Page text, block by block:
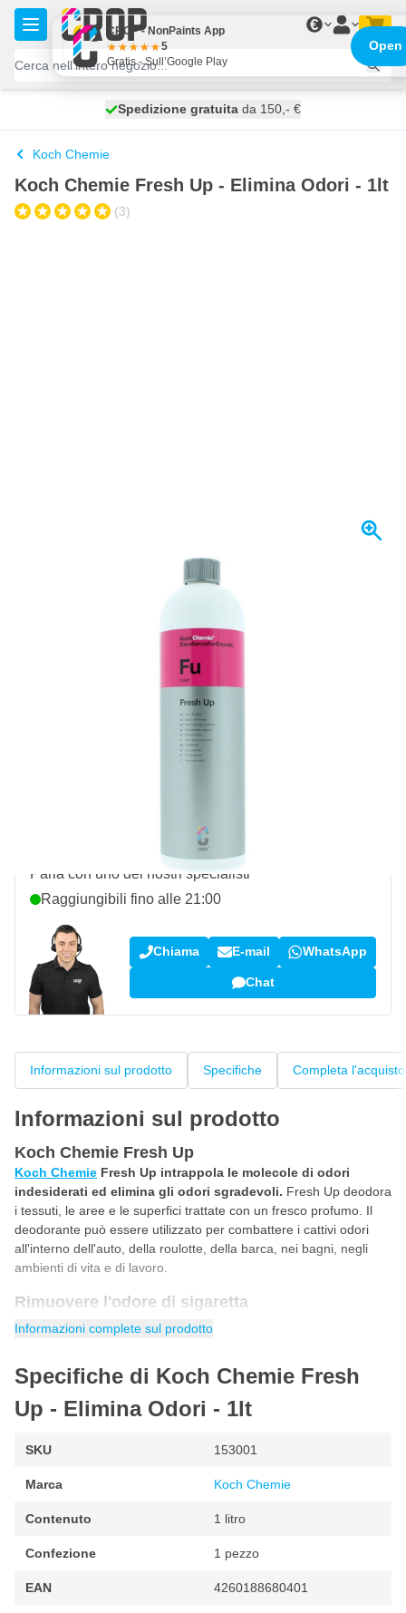
Salta al contenuto
€
spedito oggi
Spedizione gratuita da 150,- €
100 giorni
Koch Chemie
Koch Chemie Fresh Up - Elimina Odori - 1lt
(3)
Aggiungi al Carrello
spedito oggi
da 150,- €
Domanda su questo prodotto?
Parla con uno dei nostri specialisti
Raggiungibili fino alle 21:00
Chiama E-mail WhatsApp
Chat
Informazioni sul prodotto Specifiche Completa l'acquisto
Informazioni sul prodotto
Koch Chemie Fresh Up
Koch Chemie Fresh Up intrappola le molecole di odori
indesiderati ed elimina gli odori sgradevoli. Fresh Up deodora
i tessuti, le aree e le superfici trattate con un fresco profumo. Il
deodorante può essere utilizzato per combattere i cattivi odori
all'interno dell'auto, della roulotte, della barca, nei bagni, negli
ambienti di vita e di lavoro.
Rimuovere l'odore di sigaretta
Soffrite di odore di sigaretta in auto? Koch Chemie Fu elimina i
dell'auto o in altre aree, eliminando completamente l'odore
sgradevole. L'auto torna a profumare di fresco e di nuovo come
nuova!
Caratteristiche Koch Chemie Fu
Rimuove gli odori più persistenti
Informazioni complete sul prodotto
Specifiche di Koch Chemie Fresh
Up - Elimina Odori - 1lt
SKU 153001
Marca Koch Chemie
Contenuto 1 litro
Confezione 1 pezzo
EAN 4260188680401
CROP - NonPaints App
5
Gratis - Sull’Google Play
Open